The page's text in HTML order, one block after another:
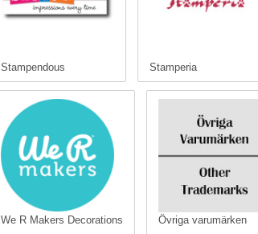
Stampendous Stamperia
We R Makers Decorations Övriga varumärken